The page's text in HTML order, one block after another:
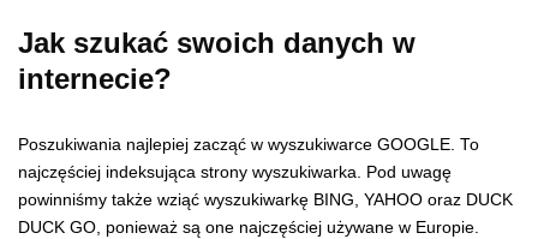
Jak szukać swoich danych w
internecie?
Poszukiwania najlepiej zacząć w wyszukiwarce GOOGLE. To
najczęściej indeksująca strony wyszukiwarka. Pod uwagę
powinniśmy także wziąć wyszukiwarkę BING, YAHOO oraz DUCK
DUCK GO, ponieważ są one najczęściej używane w Europie.